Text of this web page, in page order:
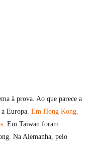
à prova. Ao que parece a
Europa. Em Hong Kong,
. Em Taiwan foram
Na Alemanha, pelo